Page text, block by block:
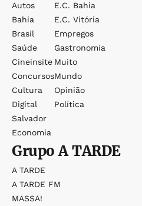
Autos
Bahia
Brasil
Saúde
Cineinsite
Concursos
Cultura
Digital
Salvador
Economia
E.c. Bahia
E.c. Vitória
Empregos
Gastronomia
Muito
Mundo
Opinião
Política
GrupoA TARDE
A TARDE
A TARDE FM
MASSA!